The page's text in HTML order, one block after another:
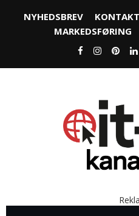
NYHEDSBREV KONTAKT
MARKEDSFØRING